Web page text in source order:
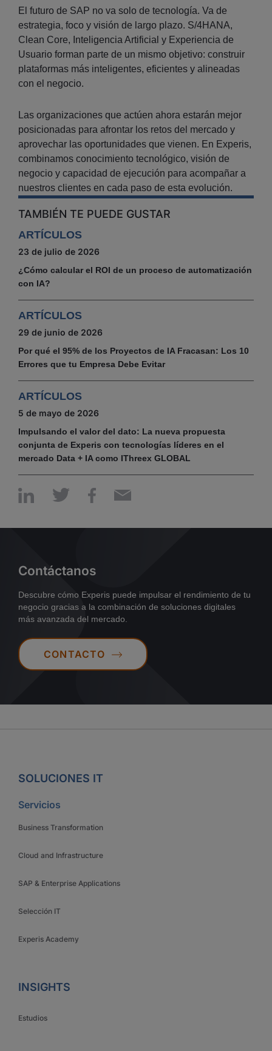
El futuro de SAP no va solo de tecnología. Va de
estrategia, foco y visión de largo plazo. S/4HANA,
Clean Core, Inteligencia Artificial y Experiencia de
Usuario forman parte de un mismo objetivo: construir
plataformas más inteligentes, eficientes y alineadas
con el negocio.
Las organizaciones que actúen ahora estarán mejor
posicionadas para afrontar los retos del mercado y
aprovechar las oportunidades que vienen. En Experis,
combinamos conocimiento tecnológico, visión de
negocio y capacidad de ejecución para acompañar a
nuestros clientes en cada paso de esta evolución.
TAMBIÉN TE PUEDE GUSTAR
ARTÍCULOS
23 de julio de 2026
¿Cómo calcular el ROI de un proceso de automatización
con IA?
ARTÍCULOS
29 de junio de 2026
Por qué el 95% de los Proyectos de IA Fracasan: Los 10
Errores que tu Empresa Debe Evitar
ARTÍCULOS
5 de mayo de 2026
Impulsando el valor del dato: La nueva propuesta
conjunta de Experis con tecnologías líderes en el
mercado Data + IA como IThreex GLOBAL
Contáctanos
Descubre cómo Experis puede impulsar el rendimiento de tu
negocio gracias a la combinación de soluciones digitales
más avanzada del mercado.
CONTACTO
SOLUCIONES IT
Servicios
Business Transformation
Cloud and Infrastructure
SAP & Enterprise Applications
Selección IT
Experis Academy
INSIGHTS
Estudios